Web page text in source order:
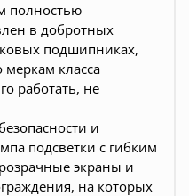
полностью
в добротных
подшипниках,
класса
работать, не
и
подсветки с гибким
экраны и
на которых